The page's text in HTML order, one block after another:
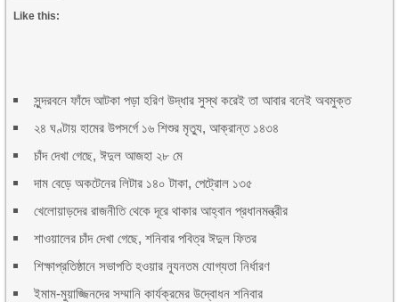
Like this:
সুন্দরবনে ফাঁদে আটকা পড়া হরিণ উদ্ধার সুস্থ করেই তা আবার বনেই অবমুক্ত
২৪ ঘণ্টায় হামের উপসর্গে ১৬ শিশুর মৃত্যু, আক্রান্ত ১৪৩৪
চাঁদ দেখা গেছে, ঈদুল আজহা ২৮ মে
দাম বেড়ে অকটেনের লিটার ১৪০ টাকা, পেট্রোল ১৩৫
খেলোয়াড়দের রাজনীতি থেকে দূরে থাকার আহ্বান প্রধানমন্ত্রীর
শাওয়ালের চাঁদ দেখা গেছে, শনিবার পবিত্র ঈদুল ফিতর
শিক্ষাপ্রতিষ্ঠানে সভাপতি হওয়ার ন্যূনতম যোগ্যতা নির্ধারণ
ইমাম-মুয়াজ্জিনদের সম্মানি কার্যক্রমের উদ্বোধন শনিবার